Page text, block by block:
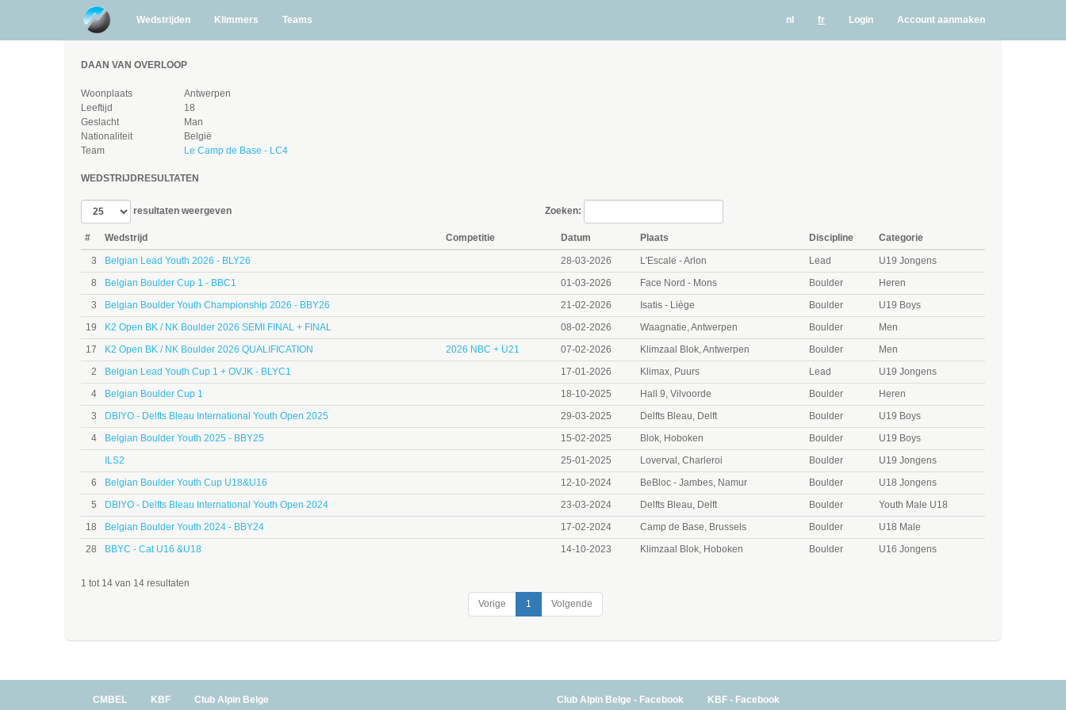
Wedstrijden Klimmers Teams nl fr Login Account aanmaken
DAAN VAN OVERLOOP
Woonplaats
Antwerpen
Leeftijd
18
Geslacht
Man
Nationaliteit
België
Team
Le Camp de Base - LC4
WEDSTRIJDRESULTATEN
resultaten weergeven Zoeken:
# Wedstrijd Competitie Datum Plaats Discipline Categorie
3 Belgian Lead Youth 2026 - BLY26 28-03-2026 L'Escale - Arlon Lead
U19 Jongens
8
Belgian Boulder Cup 1 - BBC1 01-03-2026 Face Nord - Mons Boulder
Heren
3
Belgian Boulder Youth Championship 2026 - BBY26 21-02-2026 Isatis - Liège Boulder
U19 Boys
19
K2 Open BK / NK Boulder 2026 SEMI FINAL + FINAL 08-02-2026 Waagnatie, Antwerpen Boulder
Men
17
K2 Open BK / NK Boulder 2026 QUALIFICATION 2026 NBC + U21 07-02-2026 Klimzaal Blok, Antwerpen Boulder
Men
2
Belgian Lead Youth Cup 1 + OVJK - BLYC1 17-01-2026 Klimax, Puurs Lead
U19 Jongens
4
Belgian Boulder Cup 1 18-10-2025 Hall 9, Vilvoorde Boulder
Heren
3
DBIYO - Delfts Bleau International Youth Open 2025 29-03-2025 Delfts Bleau, Delft Boulder
U19 Boys
4
Belgian Boulder Youth 2025 - BBY25 15-02-2025 Blok, Hoboken Boulder
U19 Boys
ILS2
25-01-2025 Loverval, Charleroi Boulder
U19 Jongens
6
Belgian Boulder Youth Cup U18&U16 12-10-2024 BeBloc - Jambes, Namur Boulder
U18 Jongens
5
DBIYO - Delfts Bleau International Youth Open 2024 23-03-2024 Delfts Bleau, Delft Boulder
Youth Male U18
18
Belgian Boulder Youth 2024 - BBY24 17-02-2024 Camp de Base, Brussels Boulder
U18 Male
28
BBYC - Cat U16 &U18 14-10-2023 Klimzaal Blok, Hoboken Boulder U16 Jongens
1 tot 14 van 14 resultaten
Vorige
1 Volgende
CMBEL KBF Club Alpin Belge Club Alpin Belge - Facebook KBF - Facebook